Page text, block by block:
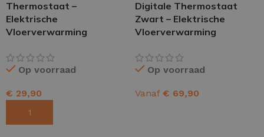
Thermostaat –
Elektrische
Vloerverwarming
Op voorraad
€ 29,90
Digitale Thermostaat
Zwart – Elektrische
Vloerverwarming
Op voorraad
Vanaf € 69,90